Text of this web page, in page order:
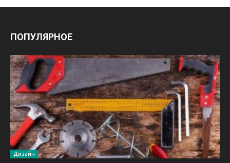
ПОПУЛЯРНОЕ
Дизайн